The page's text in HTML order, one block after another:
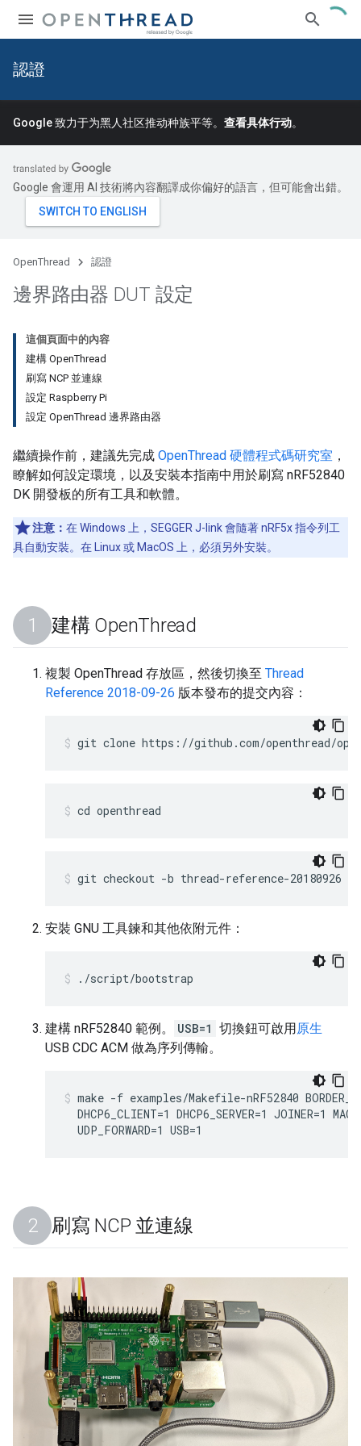
認證
Google 致力于为黑人社区推动种族平等。 查看具体行动。
Google 會運用 AI 技術將內容翻譯成你偏好的語言，但可能會出錯。
OpenThread 認證
邊界路由器 DUT 設定
這個頁面中的內容
建構 OpenThread
刷寫 NCP 並連線
設定 Raspberry Pi
設定 OpenThread 邊界路由器
繼續操作前，建議先完成 OpenThread 硬體程式碼研究室 ，
瞭解如何設定環境，以及安裝本指南中用於刷寫 nRF52840
DK 開發板的所有工具和軟體。
注意： 在 Windows 上，SEGGER J-link 會隨著 nRF5x 指令列工
具自動安裝。在 Linux 或 MacOS 上，必須另外安裝。
建構 OpenThread
複製 OpenThread 存放區，然後切換至 Thread
Reference 2018-09-26 版本發布的提交內容：
git clone https://github.com/openthread/
cd openthread
git checkout -b thread-reference-20180926
安裝 GNU 工具鍊和其他依附元件：
./script/bootstrap
建構 nRF52840 範例。 USB=1 切換鈕可啟用原生
USB CDC ACM 做為序列傳輸。
make -f examples/Makefile-nRF52840
DHCP6_CLIENT=1 DHCP6_SERVER=1 JOINER=1
  UDP_FORWARD=1 USB=1
刷寫 NCP 並連線